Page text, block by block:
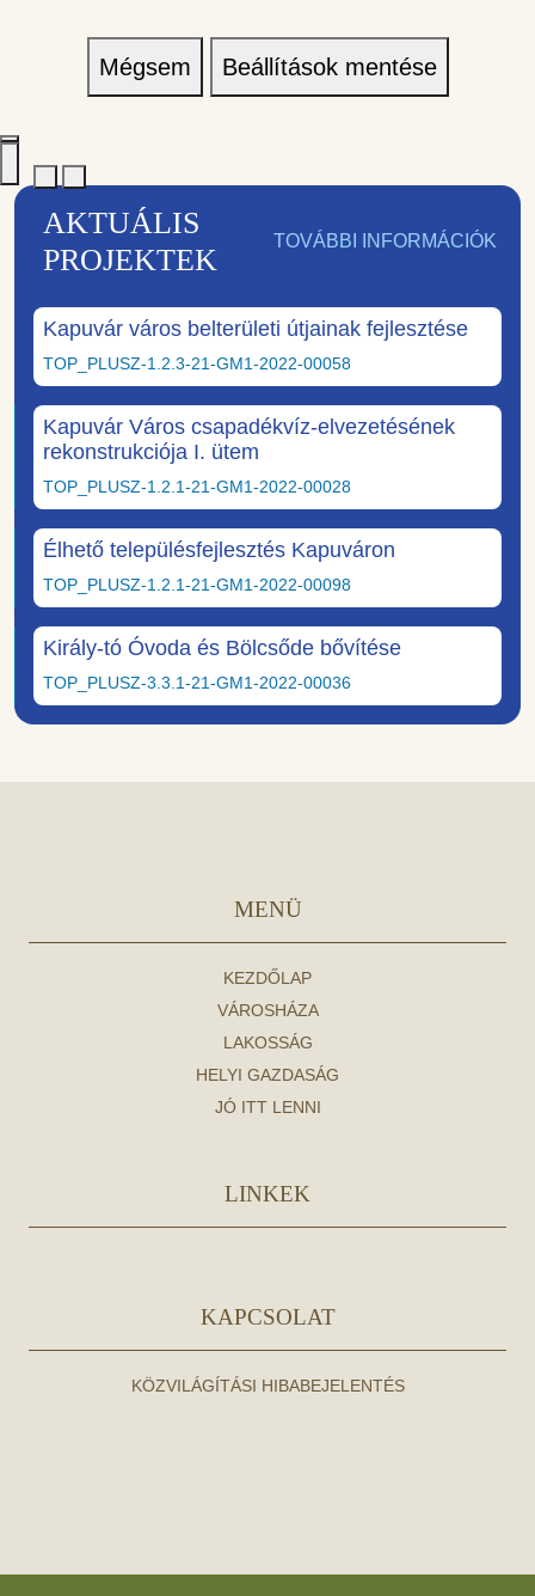
Mégsem Beállítások mentése
AKTUÁLIS
PROJEKTEK
TOVÁBBI INFORMÁCIÓK
Kapuvár város belterületi útjainak fejlesztése
TOP_PLUSZ-1.2.3-21-GM1-2022-00058
Kapuvár Város csapadékvíz-elvezetésének
rekonstrukciója I. ütem
TOP_PLUSZ-1.2.1-21-GM1-2022-00028
Élhető településfejlesztés Kapuváron
TOP_PLUSZ-1.2.1-21-GM1-2022-00098
Király-tó Óvoda és Bölcsőde bővítése
TOP_PLUSZ-3.3.1-21-GM1-2022-00036
MENÜ
KEZDŐLAP
VÁROSHÁZA
LAKOSSÁG
HELYI GAZDASÁG
JÓ ITT LENNI
LINKEK
KAPCSOLAT
KÖZVILÁGÍTÁSI HIBABEJELENTÉS